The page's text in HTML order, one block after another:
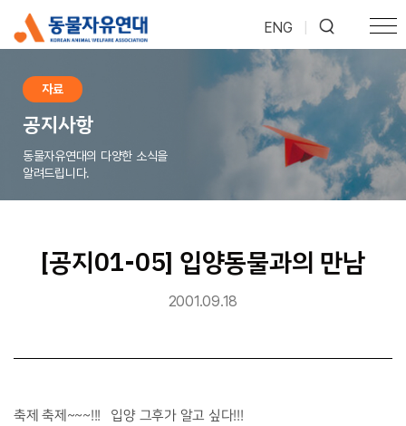
ENG
자료
공지사항
동물자유연대의 다양한 소식을
알려드립니다.
[공지01-05] 입양동물과의 만남
2001.09.18
축제 축제~~~!!! 입양 그후가 알고 싶다!!!